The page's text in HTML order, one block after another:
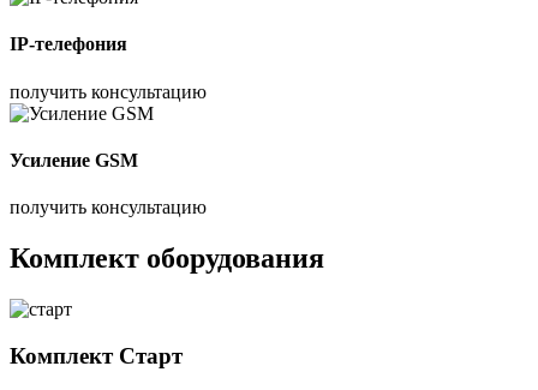
IP-телефония
получить консультацию
Усиление GSM
получить консультацию
Комплект оборудования
Комплект Старт